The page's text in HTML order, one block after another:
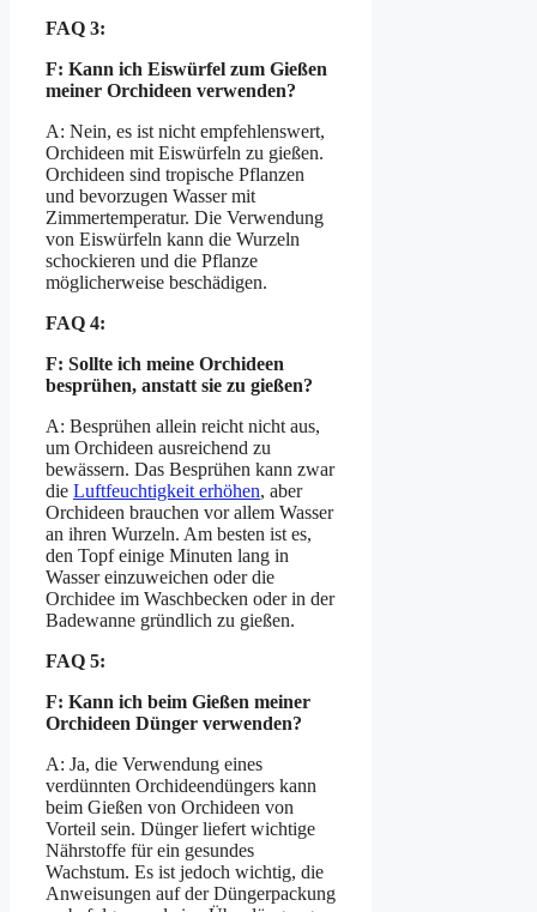
FAQ 3:
F: Kann ich Eiswürfel zum Gießen
meiner Orchideen verwenden?
A: Nein, es ist nicht empfehlenswert,
Orchideen mit Eiswürfeln zu gießen.
Orchideen sind tropische Pflanzen
und bevorzugen Wasser mit
Zimmertemperatur. Die Verwendung
von Eiswürfeln kann die Wurzeln
schockieren und die Pflanze
möglicherweise beschädigen.
FAQ 4:
F: Sollte ich meine Orchideen
besprühen, anstatt sie zu gießen?
A: Besprühen allein reicht nicht aus,
um Orchideen ausreichend zu
bewässern. Das Besprühen kann zwar
die Luftfeuchtigkeit erhöhen, aber
Orchideen brauchen vor allem Wasser
an ihren Wurzeln. Am besten ist es,
den Topf einige Minuten lang in
Wasser einzuweichen oder die
Orchidee im Waschbecken oder in der
Badewanne gründlich zu gießen.
FAQ 5:
F: Kann ich beim Gießen meiner
Orchideen Dünger verwenden?
A: Ja, die Verwendung eines
verdünnten Orchideendüngers kann
beim Gießen von Orchideen von
Vorteil sein. Dünger liefert wichtige
Nährstoffe für ein gesundes
Wachstum. Es ist jedoch wichtig, die
Anweisungen auf der Düngerpackung